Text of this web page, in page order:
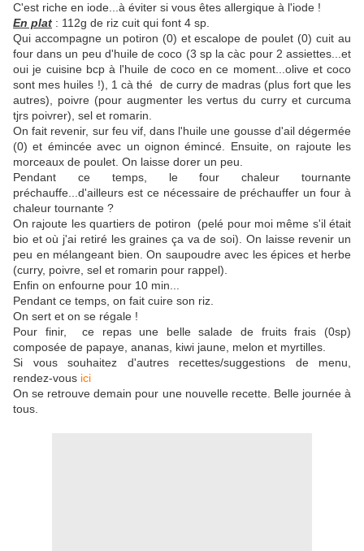
C'est riche en iode...à éviter si vous êtes allergique à l'iode !
En plat : 112g de riz cuit qui font 4 sp.
Qui accompagne un potiron (0) et escalope de poulet (0) cuit au
four dans un peu d'huile de coco (3 sp la càc pour 2 assiettes...et
oui je cuisine bcp à l'huile de coco en ce moment...olive et coco
sont mes huiles !), 1 cà thé de curry de madras (plus fort que les
autres), poivre (pour augmenter les vertus du curry et curcuma
tjrs poivrer), sel et romarin.
On fait revenir, sur feu vif, dans l'huile une gousse d'ail dégermée
(0) et émincée avec un oignon émincé. Ensuite, on rajoute les
morceaux de poulet. On laisse dorer un peu.
Pendant ce temps, le four chaleur tournante
préchauffe...d'ailleurs est ce nécessaire de préchauffer un four à
chaleur tournante ?
On rajoute les quartiers de potiron (pelé pour moi même s'il était
bio et où j'ai retiré les graines ça va de soi). On laisse revenir un
peu en mélangeant bien. On saupoudre avec les épices et herbe
(curry, poivre, sel et romarin pour rappel).
Enfin on enfourne pour 10 min...
Pendant ce temps, on fait cuire son riz.
On sert et on se régale !
Pour finir, ce repas une belle salade de fruits frais (0sp)
composée de papaye, ananas, kiwi jaune, melon et myrtilles.
Si vous souhaitez d'autres recettes/suggestions de menu,
rendez-vous ici
On se retrouve demain pour une nouvelle recette. Belle journée à
tous.